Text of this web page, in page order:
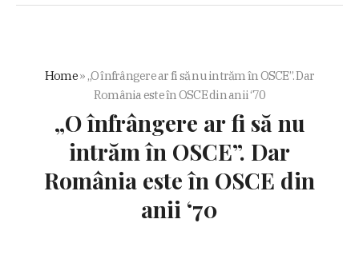
Home» „O înfrângere ar fi să nu intrăm în OSCE”. Dar
România este în OSCE din anii ‘70
„O înfrângere ar fi să nu
intrăm în OSCE”. Dar
România este în OSCE din
anii ‘70